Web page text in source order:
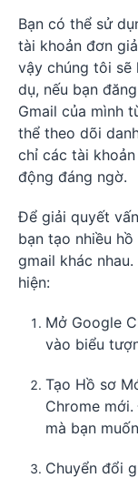
Bạn có thể sử
tài khoản đơn
vậy chúng tôi sẽ
dụ, nếu bạn
Gmail của mình
thể theo dõi
chỉ các tài
động đáng ngờ.
Để giải quyết
bạn tạo nhiều
gmail khác
hiện:
Mở Google
vào biểu
Tạo Hồ sơ
Chrome
mà bạn
Chuyển đổi